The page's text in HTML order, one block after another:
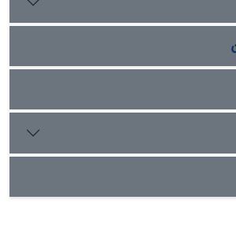
58
14 کیلومتر مربع با خطر زیاد،
نیز دارای خطر خیلی زیاد. ارزیابی مدل
مدل در این حوضه 2
می‌تواند در مدیریت خطر زمین‌لغزش و
مفید باشد.